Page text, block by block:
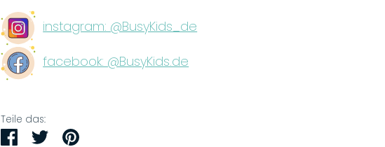
instagram: @BusyKids_de
facebook: @BusyKids.de
Teile das:
TeilenTwitternPinnen